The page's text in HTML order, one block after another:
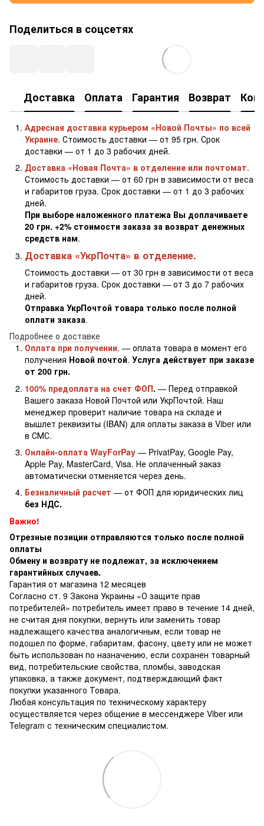
Поделиться в соцсетях
Доставка Оплата Гарантия Возврат
Адресная доставка курьером «Новой Почты» по всей
Украине. Стоимость доставки — от 95 грн. Срок
доставки — от 1 до 3 рабочих дней.
Доставка «Новая Почта» в отделение или почтомат.
Стоимость доставки — от 60 грн в зависимости от веса
и габаритов груза. Срок доставки — от 1 до 3 рабочих
дней.
При выборе наложенного платежа Вы доплачиваете
20 грн. +2% стоимости заказа за возврат денежных
средств нам.
Доставка «УкрПочта» в отделение.
Стоимость доставки — от 30 грн в зависимости от веса
и габаритов груза. Срок доставки — от 3 до 7 рабочих
дней.
Отправка УкрПочтой товара только после полной
оплати заказа.
Подробнее о доставке
Оплата при получении. — оплата товара в момент его
получения Новой почтой. Услуга действует при заказе
от 200 грн.
100% предоплата на счет ФОП. — Перед отправкой
Вашего заказа Новой Почтой или УкрПочтой. Наш
менеджер проверит наличие товара на складе и
вышлет реквизиты (IBAN) для оплаты заказа в Viber или
в СМС.
Онлайн-оплата WayForPay — PrivatPay, Google Pay,
Apple Pay, MasterCard, Visa. Не оплаченный заказ
автоматически отменяется через день.
Безналичный расчет — от ФОП для юридических лиц
без НДС.
Важно!
Отрезные позиции отправляются только после полной
оплаты
Обмену и возврату не подлежат, за исключением
гарантийных случаев.
Гарантия от магазина 12 месяцев
Согласно ст. 9 Закона Украины «О защите прав
потребителей» потребитель имеет право в течение 14 дней,
не считая дня покупки, вернуть или заменить товар
надлежащего качества аналогичным, если товар не
подошел по форме, габаритам, фасону, цвету или не может
быть использован по назначению, если сохранен товарный
вид, потребительские свойства, пломбы, заводская
упаковка, а также документ, подтверждающий факт
покупки указанного Товара.
Любая консультация по техническому характеру
осуществляется через общение в мессенджере Viber или
Telegram с техническим специалистом.